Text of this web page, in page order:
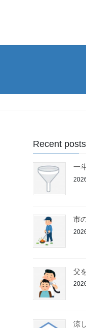
Recent posts
一
市
父
涼